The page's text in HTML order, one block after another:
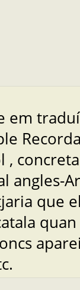
em
,
angles-
que